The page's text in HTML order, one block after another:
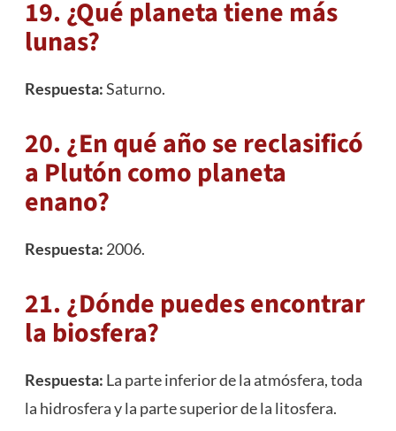
19. ¿Qué planeta tiene más
lunas?
Respuesta:Saturno.
20. ¿En qué año se reclasificó
a Plutón como planeta
enano?
Respuesta: 2006.
21. ¿Dónde puedes encontrar
la biosfera?
Respuesta: La parte inferior de la atmósfera, toda
la hidrosfera y la parte superior de la litosfera.